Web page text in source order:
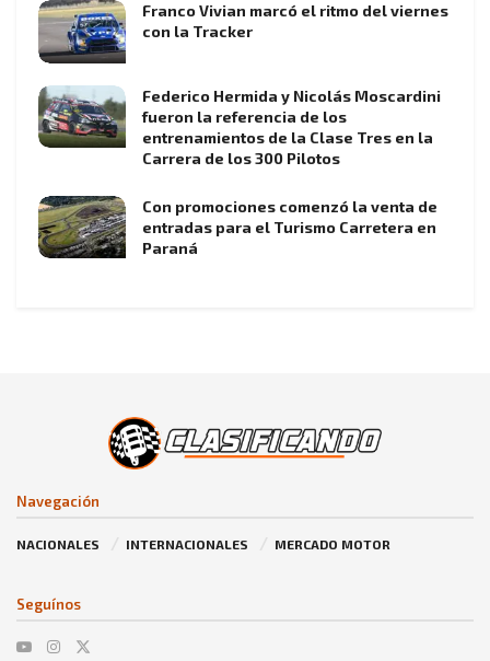
Franco Vivian marcó el ritmo del viernes
con la Tracker
Federico Hermida y Nicolás Moscardini
fueron la referencia de los
entrenamientos de la Clase Tres en la
Carrera de los 300 Pilotos
Con promociones comenzó la venta de
entradas para el Turismo Carretera en
Paraná
Navegación
NACIONALES INTERNACIONALES MERCADO MOTOR
Seguínos